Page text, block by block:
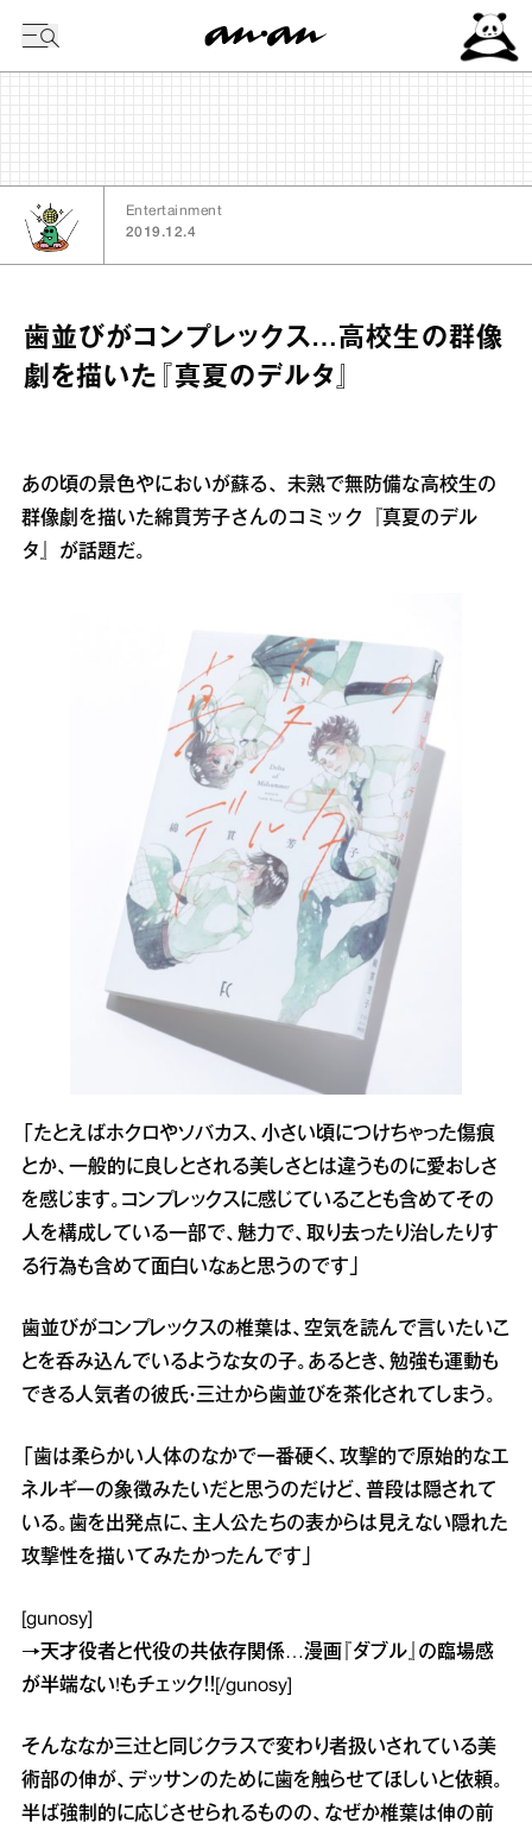
Entertainment
2019.12.4
歯並びがコンプレックス…高校生の群像
劇を描いた『真夏のデルタ』
あの頃の景色やにおいが蘇る、未熟で無防備な高校生の
群像劇を描いた綿貫芳子さんのコミック『真夏のデル
タ』が話題だ。
「たとえばホクロやソバカス、小さい頃につけちゃった傷痕
とか、一般的に良しとされる美しさとは違うものに愛おしさ
を感じます。コンプレックスに感じていることも含めてその
人を構成している一部で、魅力で、取り去ったり治したりす
る行為も含めて面白いなぁと思うのです」
歯並びがコンプレックスの椎葉は、空気を読んで言いたいこ
とを呑み込んでいるような女の子。あるとき、勉強も運動も
できる人気者の彼氏・三辻から歯並びを茶化されてしまう。
「歯は柔らかい人体のなかで一番硬く、攻撃的で原始的なエ
ネルギーの象徴みたいだと思うのだけど、普段は隠されて
いる。歯を出発点に、主人公たちの表からは見えない隠れた
攻撃性を描いてみたかったんです」
[gunosy]
→天才役者と代役の共依存関係…漫画『ダブル』の臨場感
が半端ない!もチェック！！[/gunosy]
そんななか三辻と同じクラスで変わり者扱いされている美
術部の伸が、デッサンのために歯を触らせてほしいと依頼。
半ば強制的に応じさせられるものの、なぜか椎葉は伸の前